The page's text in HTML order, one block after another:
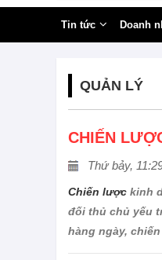
Tin tức Doanh
QUẢN LÝ
CHIẾN
Thứ bảy,
Chiến lược kinh
đối thủ chủ yếu
hàng ngày,